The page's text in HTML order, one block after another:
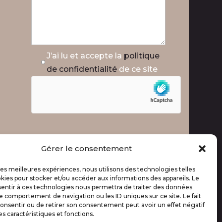
Gérer le consentement
meilleures expériences, nous utilisons des technologies telles
pour stocker et/ou accéder aux informations des appareils. Le
à ces technologies nous permettra de traiter des données
comportement de navigation ou les ID uniques sur ce site. Le fait
ou de retirer son consentement peut avoir un effet négatif
caractéristiques et fonctions.
J’ai lu et accepte la politique
de confidentialitéde ce site